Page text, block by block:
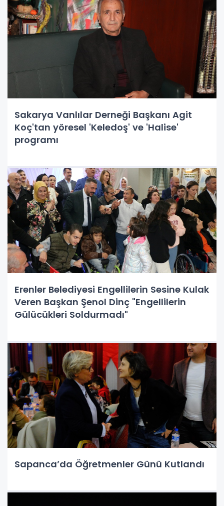
Sakarya Vanlılar Derneği Başkanı Agit
Koç'tan yöresel 'Keledoş' ve 'Halise'
programı
Erenler Belediyesi Engellilerin Sesine Kulak
Veren Başkan Şenol Dinç "Engellilerin
Gülücükleri Soldurmadı"
Sapanca’da Öğretmenler Günü Kutlandı